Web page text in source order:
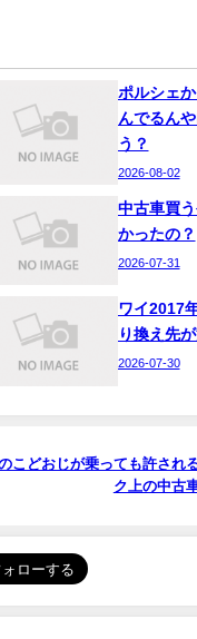
ポルシェ
んでるん
う？
2026-08-02
中古車買
かったの？
2026-07-31
ワイ2017
り換え先
2026-07-30
こどおじが乗っても許され
ク上の中古